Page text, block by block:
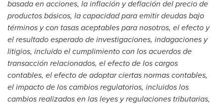
basada en acciones, la inflación y deflación del precio de
productos básicos, la capacidad para emitir deudas bajo
términos y con tasas aceptables para nosotros, el efecto y
el resultado esperado de investigaciones, indagaciones y
litigios, incluido el cumplimiento con los acuerdos de
transacción relacionados, el efecto de los cargos
contables, el efecto de adoptar ciertas normas contables,
el impacto de los cambios regulatorios, incluidos los
cambios realizados en las leyes y regulaciones tributarias,